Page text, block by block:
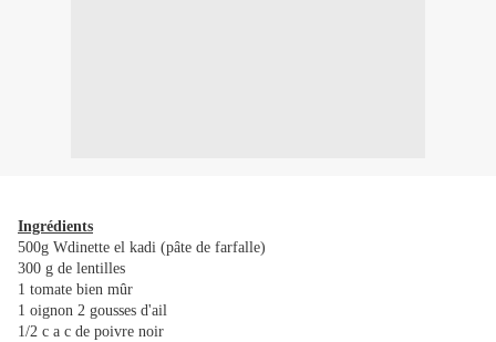
Ingrédients
500g Wdinette el kadi (pâte de farfalle)
300 g de lentilles
1 tomate bien mûr
1 oignon 2 gousses d'ail
1/2 c a c de poivre noir